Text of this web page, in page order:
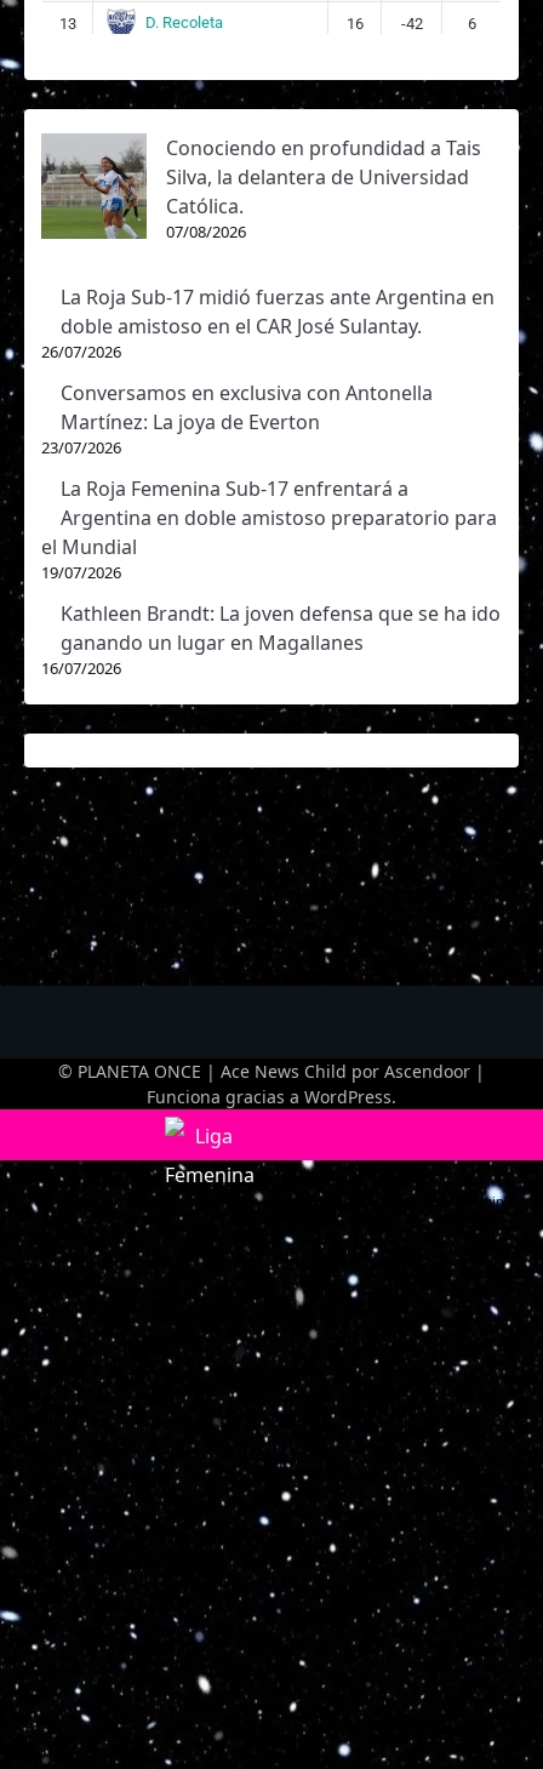
13 D. Recoleta 16 -42 6
Conociendo en profundidad a Tais
Silva, la delantera de Universidad
Católica.
07/08/2026
La Roja Sub-17 midió fuerzas ante Argentina en
doble amistoso en el CAR José Sulantay.
26/07/2026
Conversamos en exclusiva con Antonella
Martínez: La joya de Everton
23/07/2026
La Roja Femenina Sub-17 enfrentará a
Argentina en doble amistoso preparatorio para
el Mundial
19/07/2026
Kathleen Brandt: La joven defensa que se ha ido
ganando un lugar en Magallanes
16/07/2026
© PLANETA ONCE | Ace News Child por Ascendoor |
Funciona gracias a WordPress.
Optimized by Seraphinite Accelerator
Turns on site high speed to be attractive for people and search engines.